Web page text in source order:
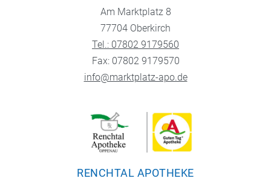
Am Marktplatz 8
77704 Oberkirch
Tel.: 07802 9179560
Fax: 07802 9179570
info@marktplatz-apo.de
RENCHTAL APOTHEKE